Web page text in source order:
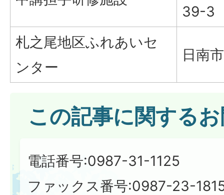
39-3
札之尾地区ふれあいセ
ンター
日南
この記事に関する
電話番号:0987-31-1125
ファックス番号:0987-23-